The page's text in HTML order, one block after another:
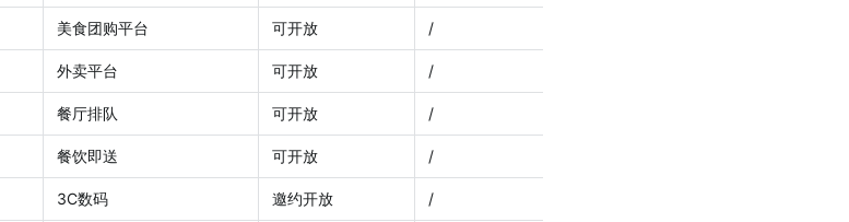
美食团购平台 可开放 /
外卖平台 可开放 /
餐厅排队 可开放 /
餐饮即送 可开放 /
3C数码 邀约开放 /